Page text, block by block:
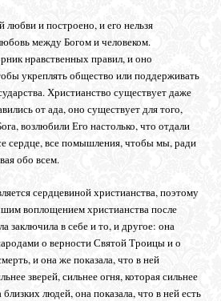
любви и построено, и его нельзя
между Богом и человеком.
нравственных правил, и оно
укреплять общество или поддерживать
Христианство существует даже
от ада, оно существует для того,
возлюбили Его настолько, что отдали
сердце, все помышления, чтобы мы, ради
обо всем.
сердцевиной христианства, поэтому
воплощением христианства после
заключила в себе и то, и другое: она
о верности Святой Троицы и о
и она же показала, что в ней
зверей, сильнее огня, которая сильнее
людей, она показала, что в ней есть